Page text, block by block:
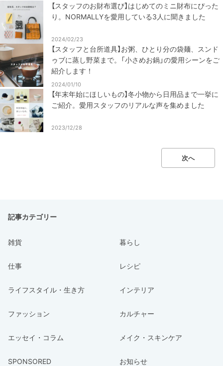
【スタッフのお財布選び】はじめてのミニ財布にぴった
り。NORMALLYを愛用している3人に聞きました
2024/02/23
【スタッフと台所道具】お粥、ひとり分の袋麺、スンド
ゥブに蒸し野菜まで。「小さめお鍋」の愛用シーンをご
紹介します！
2024/01/10
【年末年始にほしいもの】冬小物から日用品まで一挙に
ご紹介。愛用スタッフのリアルな声を集めました
2023/12/28
次へ
記事カテゴリー
雑貨 暮らし
仕事 レシピ
ライフスタイル・生き方 インテリア
ファッション カルチャー
エッセイ・コラム メイク・スキンケア
SPONSORED お知らせ